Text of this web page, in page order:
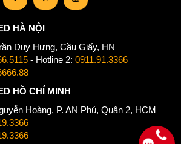
HÀ NỘI
Duy Hưng, Cầu Giấy, HN
- Hotline 2: 0911.91.3366
HỒ CHÍ MINH
Hoàng, P. AN Phú, Quận 2, HCM